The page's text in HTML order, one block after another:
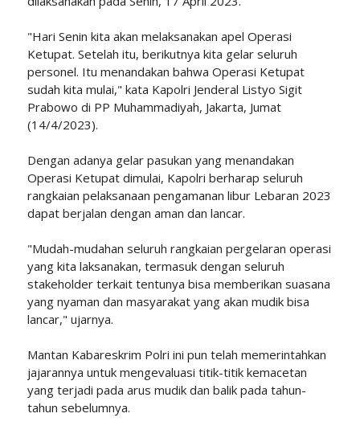
"Hari Senin kita akan melaksanakan apel Operasi
Ketupat. Setelah itu, berikutnya kita gelar seluruh
personel. Itu menandakan bahwa Operasi Ketupat
sudah kita mulai," kata Kapolri Jenderal Listyo Sigit
Prabowo di PP Muhammadiyah, Jakarta, Jumat
(14/4/2023).
Dengan adanya gelar pasukan yang menandakan
Operasi Ketupat dimulai, Kapolri berharap seluruh
rangkaian pelaksanaan pengamanan libur Lebaran 2023
dapat berjalan dengan aman dan lancar.
"Mudah-mudahan seluruh rangkaian pergelaran operasi
yang kita laksanakan, termasuk dengan seluruh
stakeholder terkait tentunya bisa memberikan suasana
yang nyaman dan masyarakat yang akan mudik bisa
lancar," ujarnya.
Mantan Kabareskrim Polri ini pun telah memerintahkan
jajarannya untuk mengevaluasi titik-titik kemacetan
yang terjadi pada arus mudik dan balik pada tahun-
tahun sebelumnya.